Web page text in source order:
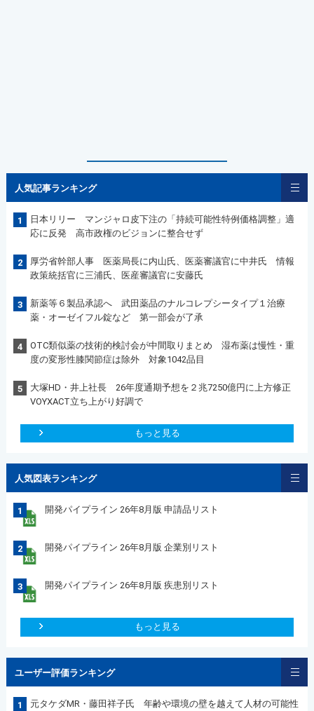
人気記事ランキング
1
日本リリー マンジャロ皮下注の「持続可能性特例価格調整」適
応に反発 高市政権のビジョンに整合せず
2
厚労省幹部人事 医薬局長に内山氏、医薬審議官に中井氏 情報
政策統括官に三浦氏、医産審議官に安藤氏
3
新薬等６製品承認へ 武田薬品のナルコレプシータイプ１治療
薬・オーゼイフル錠など 第一部会が了承
4
OTC類似薬の技術的検討会が中間取りまとめ 湿布薬は慢性・重
度の変形性膝関節症は除外 対象1042品目
5
大塚HD・井上社長 26年度通期予想を２兆7250億円に上方修正
VOYXACT立ち上がり好調で
もっと見る
人気図表ランキング
1 開発パイプライン 26年8月版 申請品リスト
2 開発パイプライン 26年8月版 企業別リスト
3 開発パイプライン 26年8月版 疾患別リスト
もっと見る
ユーザー評価ランキング
1
元タケダMR・藤田祥子氏 年齢や環境の壁を越えて人材の可能性